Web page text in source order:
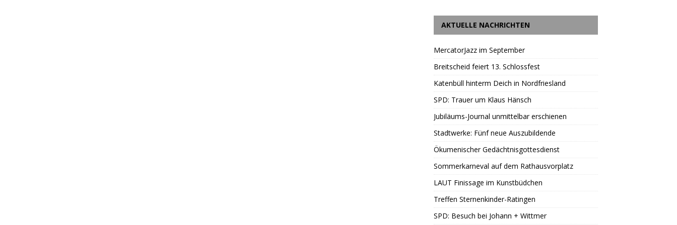
AKTUELLE NACHRICHTEN
MercatorJazz im September
Breitscheid feiert 13. Schlossfest
Katenbüll hinterm Deich in Nordfriesland
SPD: Trauer um Klaus Hänsch
Jubiläums-Journal unmittelbar erschienen
Stadtwerke: Fünf neue Auszubildende
Ökumenischer Gedächtnisgottesdienst
Sommerkarneval auf dem Rathausvorplatz
LAUT Finissage im Kunstbüdchen
Treffen Sternenkinder-Ratingen
SPD: Besuch bei Johann + Wittmer